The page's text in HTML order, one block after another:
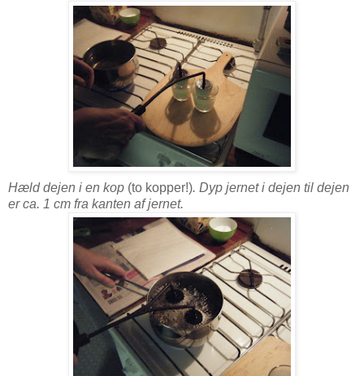
Hæld dejen i en kop (to kopper!). Dyp jernet i dejen til dejen
er ca. 1 cm fra kanten af jernet.